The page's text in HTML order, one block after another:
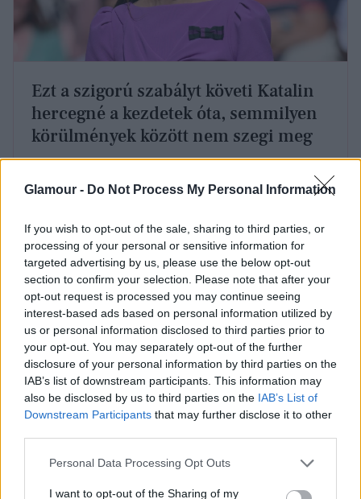
Glamour - Do Not Process My Personal Information
If you wish to opt-out of the sale, sharing to third parties, or
processing of your personal or sensitive information for
targeted advertising by us, please use the below opt-out
section to confirm your selection. Please note that after your
opt-out request is processed you may continue seeing
interest-based ads based on personal information utilized by
us or personal information disclosed to third parties prior to
your opt-out. You may separately opt-out of the further
disclosure of your personal information by third parties on the
IAB’s list of downstream participants. This information may
also be disclosed by us to third parties on the IAB’s List of
Downstream Participants that may further disclose it to other
Please note that this website/app uses one or more Google
not limited to your visit or usage behaviour. You may click to
Personal Data Processing Opt Outs
I want to opt-out of the Sharing of my
Ezt a szigorú szabályt követi Katalin
hercegné a kezdetek óta, semmilyen
körülmények között nem szegi meg
Ez a családtag szerezte
meg a harmadik helyet a
népszerűségi listán
A képzeletbeli dobogó harmadik fokát pedigAnna
hercegnő, Károly király húga foglalhatta el, aki már jó
ideje birtokolja a bronzérmet a hasonló
népszerűségi felmérések eredményei alapján. A
britek gyakran gondolnak rá úgy, mint az uralkodó
„titkos fegyverére”vagy„jobb kezére”. Akárcsak
Vilmost, őt is mindig nagyon kedvelték, de Károly
rákbetegségének következtében az utóbbi időben
még több nyilvános szereplést és kötelezettséget
vállalt magára, ami valószínűleg még közelebb